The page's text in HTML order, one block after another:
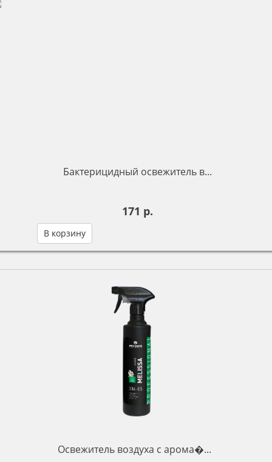
Бактерицидный освежитель в...
171 р.
В корзину
Освежитель воздуха с арома�...